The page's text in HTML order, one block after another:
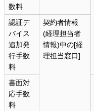
数料
認証デ
バイス
追加発
行手数
料
契約者情報
(経理担当者
情報)中の[経
理担当窓口]
書面対
応手数
料